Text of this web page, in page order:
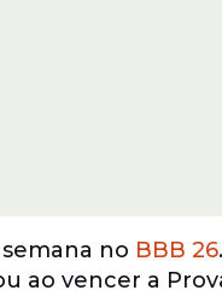
no BBB 26
ao vencer a